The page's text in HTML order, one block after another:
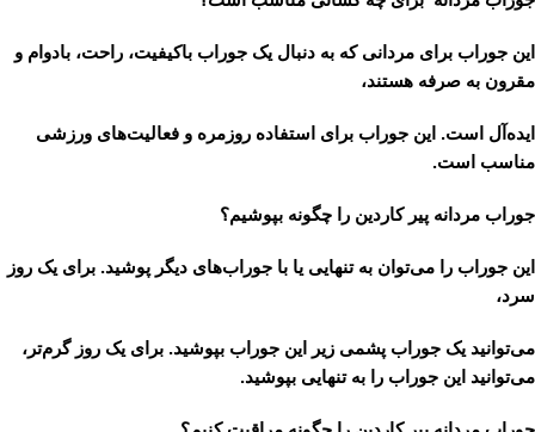
این جوراب برای مردانی که به دنبال یک جوراب باکیفیت، راحت، بادوام و
مقرون به صرفه هستند،
ایده‌آل است. این جوراب برای استفاده روزمره و فعالیت‌های ورزشی
مناسب است.
جوراب مردانه پیر کاردین را چگونه بپوشیم؟
این جوراب را می‌توان به تنهایی یا با جوراب‌های دیگر پوشید. برای یک روز
سرد،
می‌توانید یک جوراب پشمی زیر این جوراب بپوشید. برای یک روز گرم‌تر،
می‌توانید این جوراب را به تنهایی بپوشید.